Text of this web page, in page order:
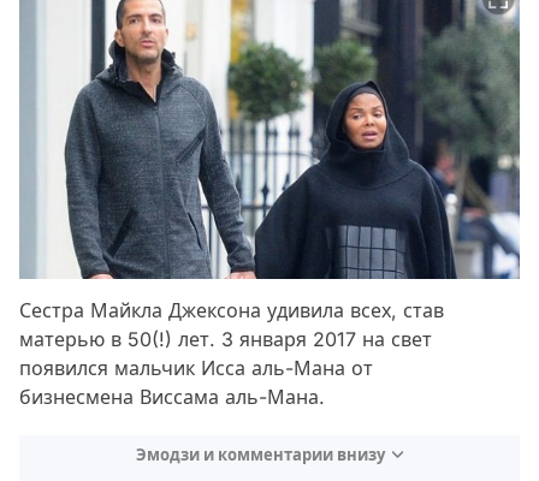
Сестра Майкла Джексона удивила всех, став
матерью в 50(!) лет. 3 января 2017 на свет
появился мальчик Исса аль-Мана от
бизнесмена Виссама аль-Мана.
Эмодзи и комментарии внизу